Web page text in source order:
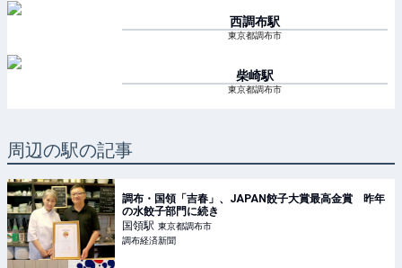
西調布駅
東京都調布市
柴崎駅
東京都調布市
周辺の駅の記事
調布・国領「吉春」、JAPAN餃子大賞最高金賞 昨年
の水餃子部門に続き
国領駅 東京都調布市
調布経済新聞